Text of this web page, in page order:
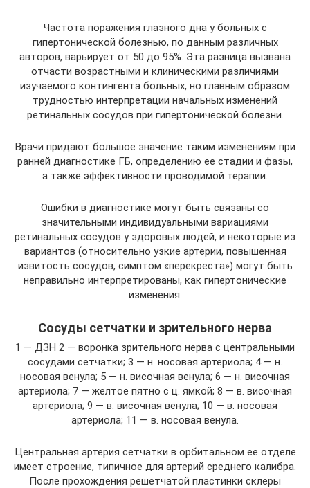
Частота поражения глазного дна у больных с
гипертонической болезнью, по данным различных
авторов, варьирует от 50 до 95%. Эта разница вызвана
отчасти возрастными и клиническими различиями
изучаемого контингента больных, но главным образом
трудностью интерпретации начальных изменений
ретинальных сосудов при гипертонической болезни.
Врачи придают большое значение таким изменениям при
ранней диагностике ГБ, определению ее стадии и фазы,
а также эффективности проводимой терапии.
Ошибки в диагностике могут быть связаны со
значительными индивидуальными вариациями
ретинальных сосудов у здоровых людей, и некоторые из
вариантов (относительно узкие артерии, повышенная
извитость сосудов, симптом «перекреста») могут быть
неправильно интерпретированы, как гипертонические
изменения.
Сосуды сетчатки и зрительного нерва
1 — ДЗН 2 — воронка зрительного нерва с центральными
сосудами сетчатки; 3 — н. носовая артериола; 4 — н.
носовая венула; 5 — н. височная венула; 6 — н. височная
артериола; 7 — желтое пятно с ц. ямкой; 8 — в. височная
артериола; 9 — в. височная венула; 10 — в. носовая
артериола; 11 — в. носовая венула.
Центральная артерия сетчатки в орбитальном ее отделе
имеет строение, типичное для артерий среднего калибра.
После прохождения решетчатой пластинки склеры